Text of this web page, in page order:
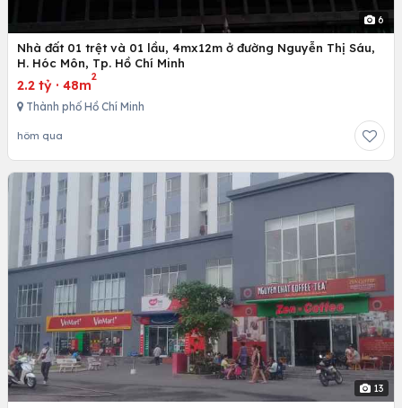
6
Nhà đất 01 trệt và 01 lầu, 4mx12m ở đường Nguyễn Thị Sáu,
H. Hóc Môn, Tp. Hồ Chí Minh
2.2 tỷ · 48m
2
Thành phố Hồ Chí Minh
hôm qua
13